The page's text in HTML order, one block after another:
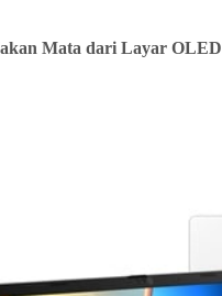
Mata dari Layar OLED